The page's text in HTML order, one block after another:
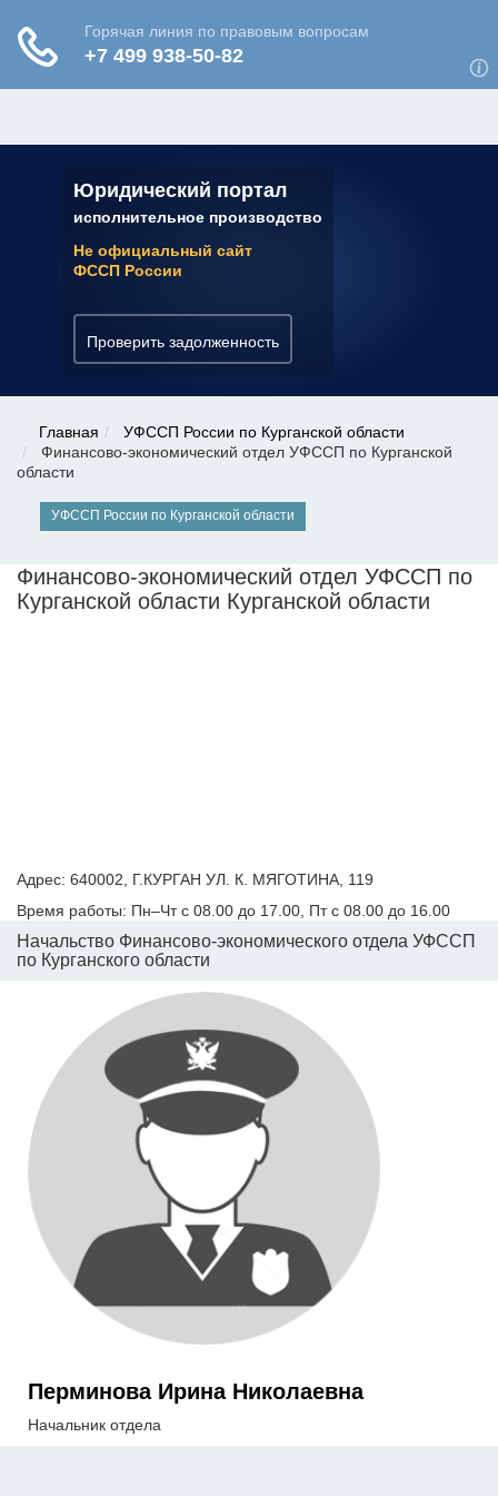
Юридический портал
исполнительное производство
Не официальный сайт
ФССП России
Проверить задолженность
✆ 7 (800) 350-22-64
Главная
УФССП России по Курганской области
Финансово-экономический отдел УФССП по Курганской
области
УФССП России по Курганской области
Финансово-экономический отдел УФССП по
Курганской области Курганской области
Адрес: 640002, Г.КУРГАН УЛ. К. МЯГОТИНА, 119
Время работы: Пн–Чт с 08.00 до 17.00, Пт с 08.00 до 16.00
Начальство Финансово-экономического отдела УФССП
по Курганского области
Перминова Ирина Николаевна
Начальник отдела